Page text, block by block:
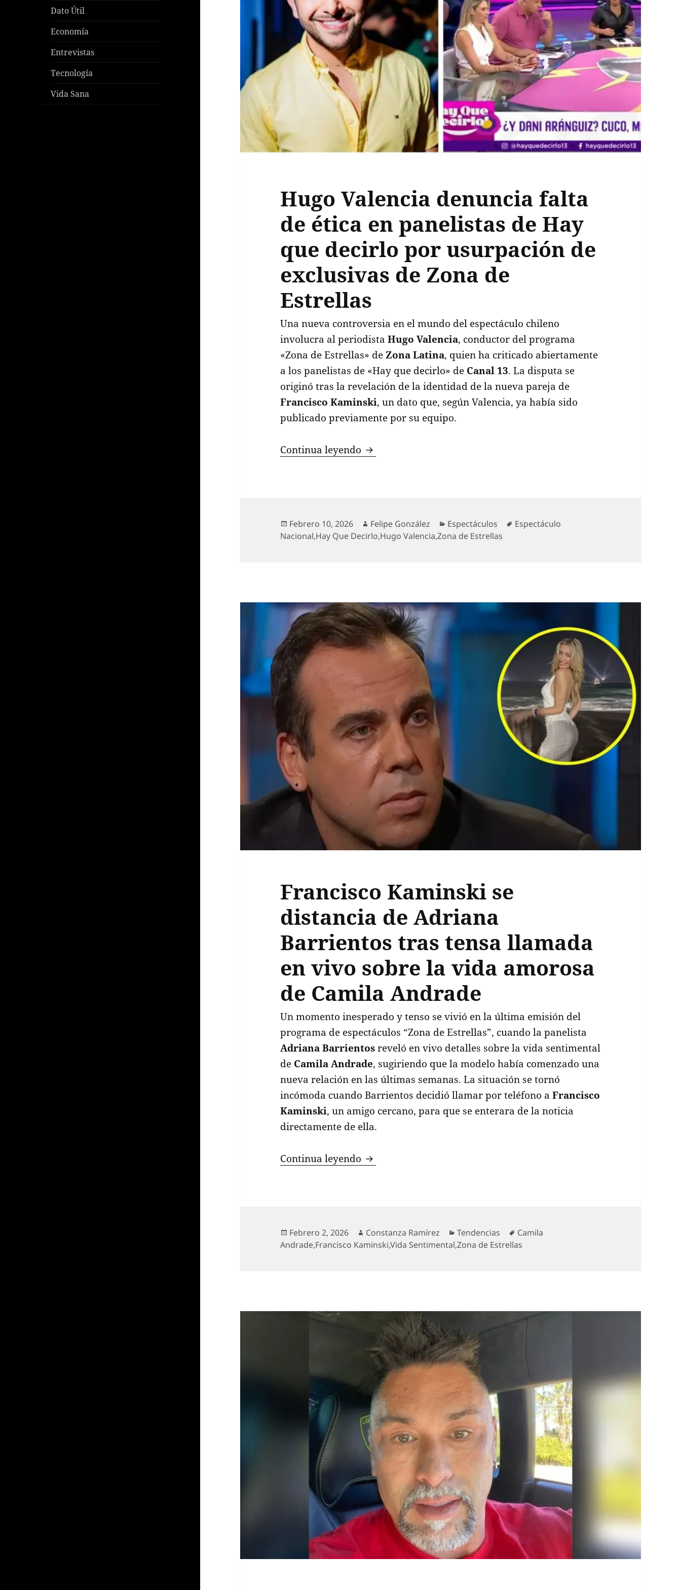
Dato Útil
Economía
Entrevistas
Tecnología
Vida Sana
Hugo Valencia denuncia falta
de ética en panelistas de Hay
que decirlo por usurpación de
exclusivas de Zona de
Estrellas
Una nueva controversia en el mundo del espectáculo chileno
involucra al periodistaHugo Valencia, conductor del programa
«Zona de Estrellas» deZona Latina, quien ha criticado abiertamente
a los panelistas de «Hay que decirlo» de Canal 13. La disputa se
originó tras la revelación de la identidad de la nueva pareja de
Francisco Kaminski, un dato que, según Valencia, ya había sido
publicado previamente por su equipo.
Continua leyendo Hugo Valencia denuncia falta de ética en panelistas de Hay que
Publicado
el
Febrero 10, 2026 Autor
Felipe González Categorías
Espectáculos Etiquetas
Espectáculo
Nacional,Hay Que Decirlo,Hugo Valencia,Zona de Estrellas
Francisco Kaminski se
distancia de Adriana
Barrientos tras tensa llamada
en vivo sobre la vida amorosa
de Camila Andrade
Un momento inesperado y tenso se vivió en la última emisión del
programa de espectáculos “Zona de Estrellas”, cuando la panelista
Adriana Barrientosreveló en vivo detalles sobre la vida sentimental
de Camila Andrade, sugiriendo que la modelo había comenzado una
nueva relación en las últimas semanas. La situación se tornó
incómoda cuando Barrientos decidió llamar por teléfono aFrancisco
Kaminski, un amigo cercano, para que se enterara de la noticia
directamente de ella.
Continua leyendo Francisco Kaminski se distancia de Adriana Barrientos tras tensa
Publicado
el
Febrero 2, 2026 Autor
Constanza Ramírez Categorías
Tendencias Etiquetas
Camila
Andrade,Francisco Kaminski,Vida Sentimental,Zona de Estrellas